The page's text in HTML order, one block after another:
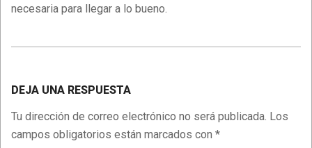
necesaria para llegar a lo bueno.
21
DEJA UNA RESPUESTA
Tu dirección de correo electrónico no será publicada. Los
campos obligatorios están marcados con *